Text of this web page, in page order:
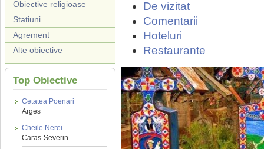
Obiective religioase
Statiuni
Agrement
Alte obiective
Top Obiective
Cetatea Poenari
Arges
Cheile Nerei
Caras-Severin
De vizitat
Comentarii
Hoteluri
Restaurante